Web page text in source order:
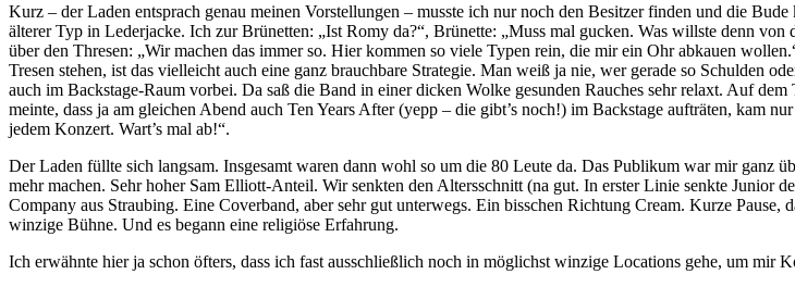
Kurz – der Laden entsprach genau meinen Vorstellungen – musste ich nur noch den Besitzer finden und die
älterer Typ in Lederjacke. Ich zur Brünetten: „Ist Romy da?“, Brünette: „Muss mal gucken. Was willste denn
über den Thresen: „Wir machen das immer so. Hier kommen so viele Typen rein, die mir ein Ohr abkauen
Tresen stehen, ist das vielleicht auch eine ganz brauchbare Strategie. Man weiß ja nie, wer gerade so Schulden
auch im Backstage-Raum vorbei. Da saß die Band in einer dicken Wolke gesunden Rauches sehr relaxt. Auf
meinte, dass ja am gleichen Abend auch Ten Years After (yepp – die gibt’s noch!) im Backstage aufträten, kam
jedem Konzert. Wart’s mal ab!“.
Der Laden füllte sich langsam. Insgesamt waren dann wohl so um die 80 Leute da. Das Publikum war mir ganz
mehr machen. Sehr hoher Sam Elliott-Anteil. Wir senkten den Altersschnitt (na gut. In erster Linie senkte Junior
Company aus Straubing. Eine Coverband, aber sehr gut unterwegs. Ein bisschen Richtung Cream. Kurze
winzige Bühne. Und es begann eine religiöse Erfahrung.
Ich erwähnte hier ja schon öfters, dass ich fast ausschließlich noch in möglichst winzige Locations gehe, um mir